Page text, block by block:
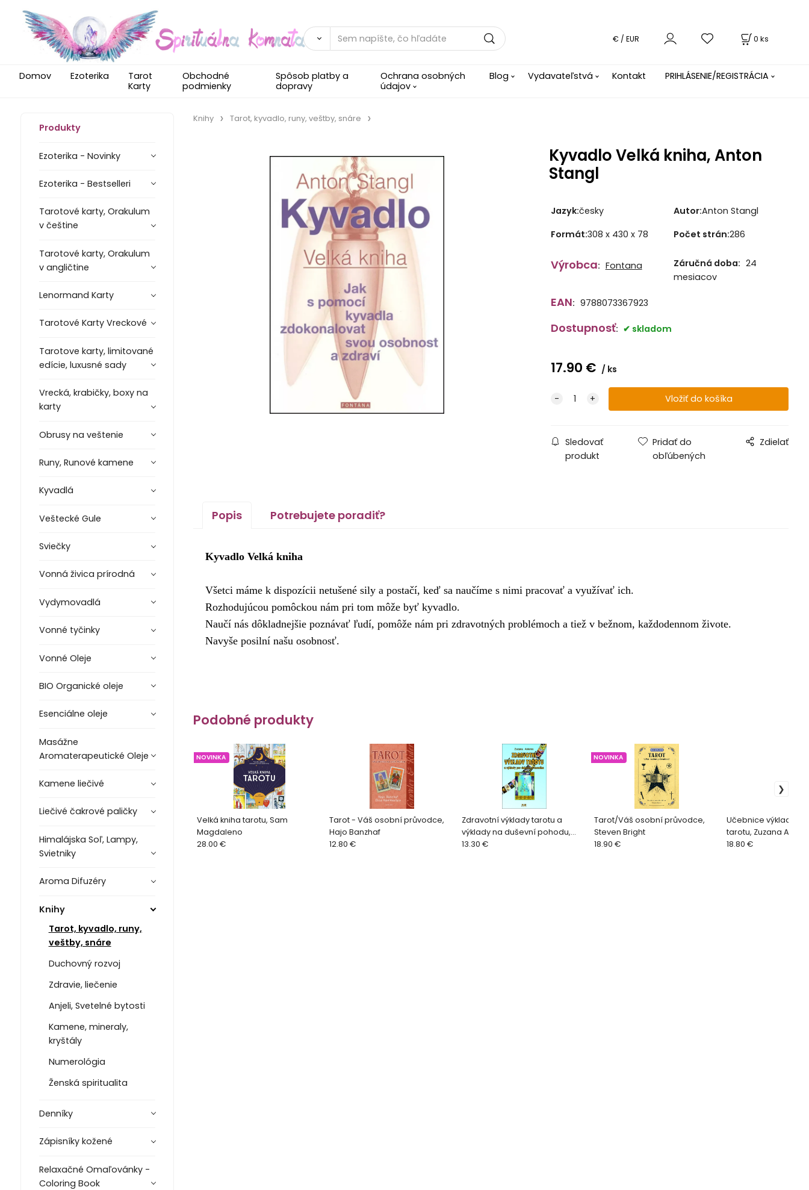
0 ks
€ / EUR
Domov Ezoterika
Tarot
Karty
Obchodné
podmienky
Spôsob platby a
dopravy
Ochrana osobných
údajov
Blog Vydavateľstvá Kontakt PRIHLÁSENIE/REGISTRÁCIA
Produkty
Ezoterika - Novinky
Ezoterika - Bestselleri
Tarotové karty, Orakulum
v češtine
Tarotové karty, Orakulum
v angličtine
Lenormand Karty
Tarotové Karty Vreckové
Tarotove karty, limitované
edície, luxusné sady
Vrecká, krabičky, boxy na
karty
Obrusy na veštenie
Runy, Runové kamene
Kyvadlá
Veštecké Gule
Sviečky
Vonná živica prírodná
Vydymovadlá
Vonné tyčinky
Vonné Oleje
BIO Organické oleje
Esenciálne oleje
Masážne
Aromaterapeutické Oleje
Kamene liečivé
Liečivé čakrové paličky
Himalájska Soľ, Lampy,
Svietniky
Aroma Difuzéry
Knihy
Tarot, kyvadlo, runy,
veštby, snáre
Duchovný rozvoj
Zdravie, liečenie
Anjeli, Svetelné bytosti
Kamene, mineraly,
kryštály
Numerológia
Ženská spiritualita
Denníky
Zápisníky kožené
Relaxačné Omaľovánky -
Coloring Book
Knihy Tarot, kyvadlo, runy, veštby, snáre
Kyvadlo Velká kniha, Anton
Stangl
Jazyk:česky Autor:Anton Stangl
Formát:308 x 430 x 78 Počet strán:286
Výrobca: Fontana Záručná doba: 24
mesiacov
EAN: 9788073367923
Dostupnosť: skladom
17.90 € ks
Sledovať
produkt
Pridať do
obľúbených
Zdielať
Popis Potrebujete poradiť?
Kyvadlo Velká kniha
Všetci máme k dispozícii netušené sily a postačí, keď sa naučíme s nimi pracovať a využívať ich.
Rozhodujúcou pomôckou nám pri tom môže byť kyvadlo.
Naučí nás dôkladnejšie poznávať ľudí, pomôže nám pri zdravotných problémoch a tiež v bežnom, každodennom živote.
Navyše posilní našu osobnosť.
Podobné produkty
Velká kniha tarotu, Sam
Magdaleno
NOVINKA
28.00 €
Tarot - Váš osobní průvodce,
Hajo Banzhaf
12.80 €
Zdravotní výklady tarotu a
výklady na duševní pohodu,
Zuzana Antares
13.30 €
Tarot/Váš osobní průvodce,
Steven Bright
NOVINKA
18.90 €
Učebnice výkladu
tarotu, Zuzana
18.80 €